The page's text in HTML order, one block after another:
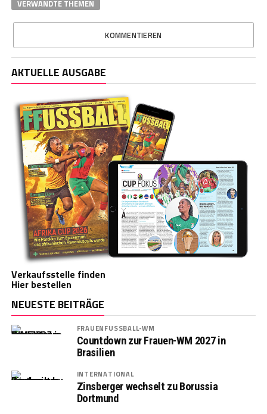
VERWANDTE THEMEN
KOMMENTIEREN
AKTUELLE AUSGABE
Verkaufsstelle finden
Hier bestellen
NEUESTE BEITRÄGE
FRAUENFUSSBALL-WM
Countdown zur Frauen-WM 2027 in
Brasilien
INTERNATIONAL
Zinsberger wechselt zu Borussia
Dortmund